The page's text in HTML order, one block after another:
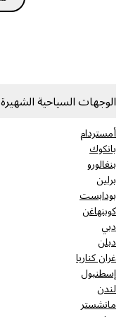
الوجهات السياحية الشهيرة
أمستردام
بانكوك
بنغالورو
برلين
بودابست
كوبنهاغن
دبي
دبلن
غران كناريا
إسطنبول
لندن
مانشستر